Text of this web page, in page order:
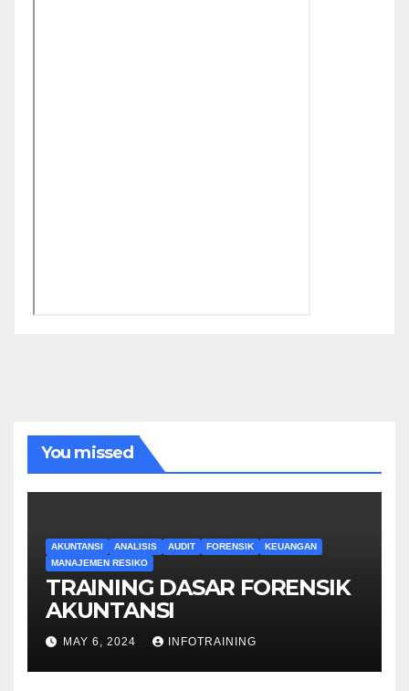
You missed
AKUNTANSI ANALISIS AUDIT FORENSIK
KEUANGAN
MANAJEMEN RESIKO
TRAINING DASAR FORENSIK
AKUNTANSI
MAY 6, 2024 INFOTRAINING